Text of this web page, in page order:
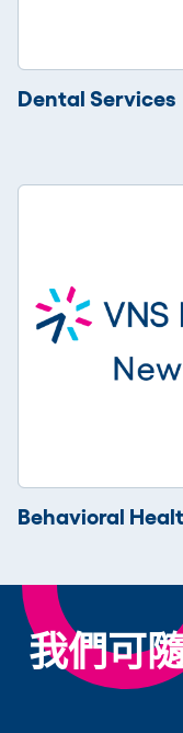
Dental Services
Behavioral
我們可